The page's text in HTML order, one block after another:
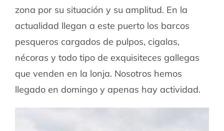
zona por su situación y su amplitud. En la
actualidad llegan a este puerto los barcos
pesqueros cargados de pulpos, cigalas,
nécoras y todo tipo de exquisiteces gallegas
que venden en la lonja. Nosotros hemos
llegado en domingo y apenas hay actividad.